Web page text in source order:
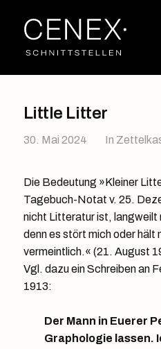
Little Litter
30. Mai 2024 In
Die Bedeutung »Kleiner
Tagebuch-Notat v. 25.
nicht Litteratur ist, langweilt
denn es stört mich oder hält
vermeintlich.« (21. August
Vgl. dazu ein Schreiben an
1913:
Der Mann in Euerer
Graphologie lassen.